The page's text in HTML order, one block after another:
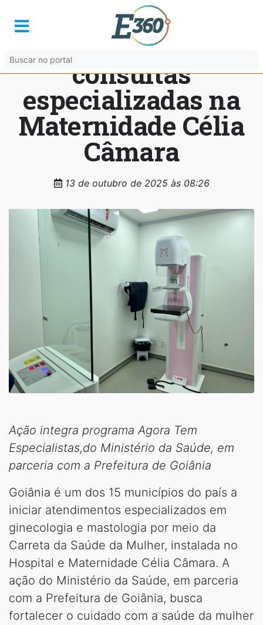
Carreta da Saúde da
Mulher oferta 3 mil
consultas
especializadas na
Maternidade Célia
Câmara
13 de outubro de 2025 às 08:26
Ação integra programa Agora Tem
Especialistas,do Ministério da Saúde, em
parceria com a Prefeitura de Goiânia
Goiânia é um dos 15 municípios do país a
iniciar atendimentos especializados em
ginecologia e mastologia por meio da
Carreta da Saúde da Mulher, instalada no
Hospital e Maternidade Célia Câmara. A
ação do Ministério da Saúde, em parceria
com a Prefeitura de Goiânia, busca
fortalecer o cuidado com a saúde da mulher